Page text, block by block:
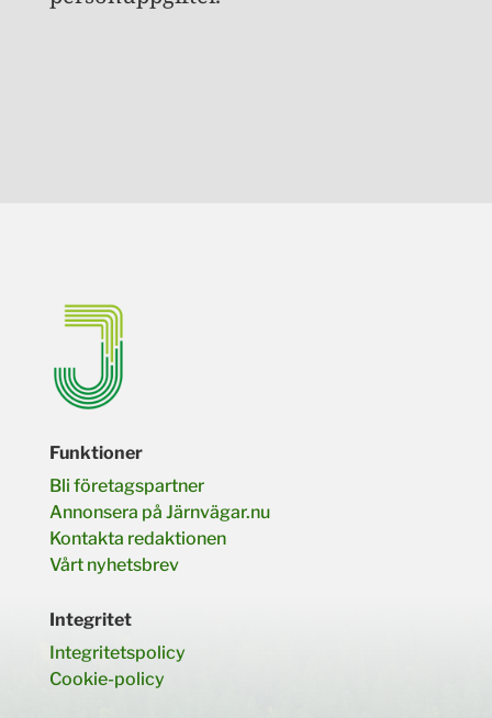
Funktioner
Bli företagspartner
Annonsera på Järnvägar.nu
Kontakta redaktionen
Vårt nyhetsbrev
Integritet
Integritetspolicy
Cookie-policy